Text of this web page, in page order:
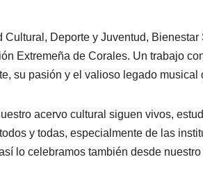
Deporte y Juventud,
Extremeña de Corales. Un trabajo
su pasión y el valioso legado musical
acervo cultural siguen vivos,
y todas, especialmente de las
lo celebramos también desde